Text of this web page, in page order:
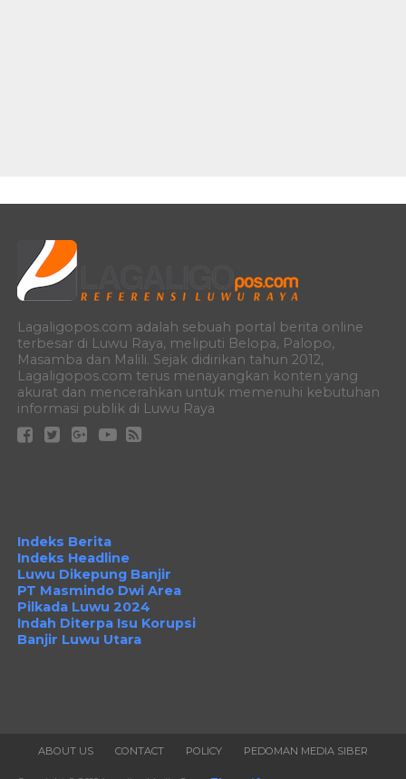
Lagaligopos.com adalah sebuah portal berita online
terbesar di Luwu Raya, meliputi Belopa, Palopo,
Masamba dan Malili. Sejak didirikan tahun 2012,
Lagaligopos.com terus menayangkan konten yang
akurat dan mencerahkan untuk memenuhi kebutuhan
informasi publik di Luwu Raya
Indeks Berita
Indeks Headline
Luwu Dikepung Banjir
PT Masmindo Dwi Area
Pilkada Luwu 2024
Indah Diterpa Isu Korupsi
Banjir Luwu Utara
ABOUT US CONTACT POLICY PEDOMAN MEDIA SIBER